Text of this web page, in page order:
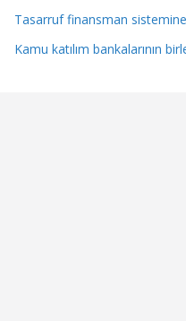
Tasarruf finansman sistemine
Kamu katılım bankalarının